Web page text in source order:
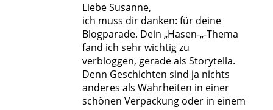
Liebe Susanne,
ich muss dir danken: für deine
Blogparade. Dein „Hasen-„-Thema
fand ich sehr wichtig zu
verbloggen, gerade als Storytella.
Denn Geschichten sind ja nichts
anderes als Wahrheiten in einer
schönen Verpackung oder in einem